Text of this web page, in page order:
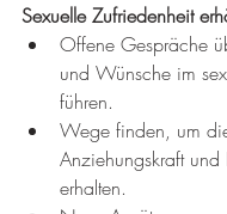
Sexuelle Zufriedenheit
Offene Gespräche
und Wünsche im
führen.
Wege finden, um
Anziehungskraft und
erhalten.